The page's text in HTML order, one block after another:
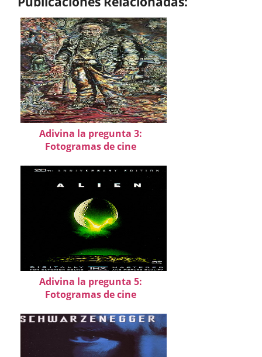
Adivina la pregunta 3:
Fotogramas de cine
Adivina la pregunta 5:
Fotogramas de cine